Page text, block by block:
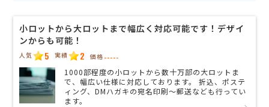
小ロットから大ロットまで幅広く対応可能です！デザイ
ンからも可能！
人気 5 実績 2 価格 -----
1000部程度の小ロットから数十万部の大ロットま
で、幅広い仕様に対応しております。 折込、ポステ
ィング、DMハガキの宛名印刷〜郵送なども行ってい
ます。